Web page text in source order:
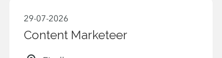
29-07-2026
Content Marketeer